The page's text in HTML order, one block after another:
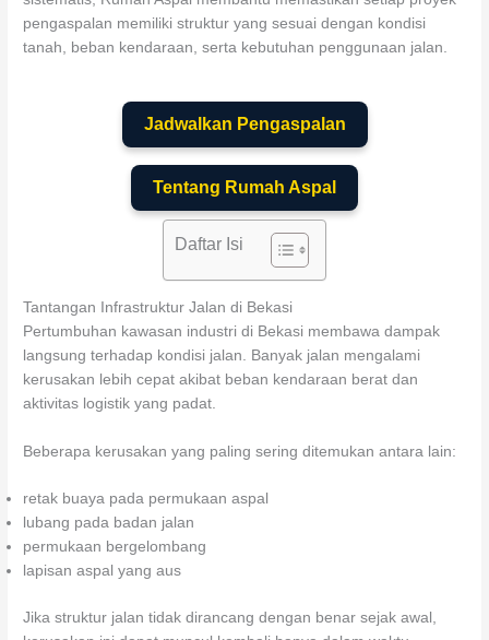
pengaspalan memiliki struktur yang sesuai dengan kondisi
tanah, beban kendaraan, serta kebutuhan penggunaan jalan.
Jadwalkan Pengaspalan
Tentang Rumah Aspal
Daftar Isi
Tantangan Infrastruktur Jalan di Bekasi
Pertumbuhan kawasan industri di Bekasi membawa dampak
langsung terhadap kondisi jalan. Banyak jalan mengalami
kerusakan lebih cepat akibat beban kendaraan berat dan
aktivitas logistik yang padat.
Beberapa kerusakan yang paling sering ditemukan antara lain:
retak buaya pada permukaan aspal
lubang pada badan jalan
permukaan bergelombang
lapisan aspal yang aus
Jika struktur jalan tidak dirancang dengan benar sejak awal,